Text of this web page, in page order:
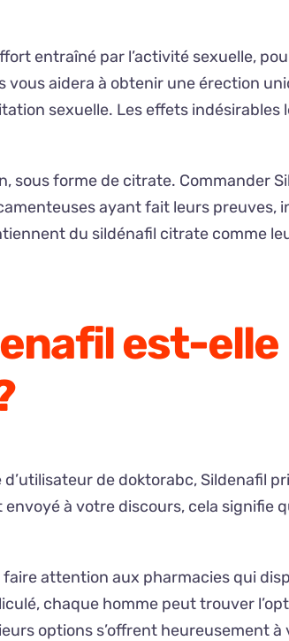
entraîné par l’activité sexuelle,
aidera à obtenir une érection
sexuelle. Les effets indésirables
sous forme de citrate. Commander
ayant fait leurs preuves,
du sildénafil citrate comme
est-elle
de doktorabc, Sildenafil
à votre discours, cela signifie
attention aux pharmacies qui
chaque homme peut trouver
options s’offrent heureusement